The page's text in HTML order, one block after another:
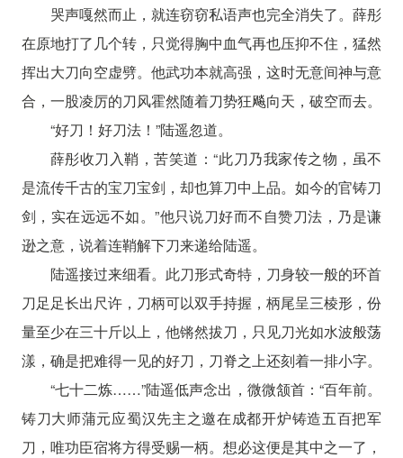
哭声嘎然而止，就连窃窃私语声也完全消失了。薛彤
在原地打了几个转，只觉得胸中血气再也压抑不住，猛然
挥出大刀向空虚劈。他武功本就高强，这时无意间神与意
合，一股凌厉的刀风霍然随着刀势狂飚向天，破空而去。
“好刀！好刀法！”陆遥忽道。
薛彤收刀入鞘，苦笑道：“此刀乃我家传之物，虽不
是流传千古的宝刀宝剑，却也算刀中上品。如今的官铸刀
剑，实在远远不如。”他只说刀好而不自赞刀法，乃是谦
逊之意，说着连鞘解下刀来递给陆遥。
陆遥接过来细看。此刀形式奇特，刀身较一般的环首
刀足足长出尺许，刀柄可以双手持握，柄尾呈三棱形，份
量至少在三十斤以上，他锵然拔刀，只见刀光如水波般荡
漾，确是把难得一见的好刀，刀脊之上还刻着一排小字。
“七十二炼……”陆遥低声念出，微微颔首：“百年前。
铸刀大师蒲元应蜀汉先主之邀在成都开炉铸造五百把军
刀，唯功臣宿将方得受赐一柄。想必这便是其中之一了，